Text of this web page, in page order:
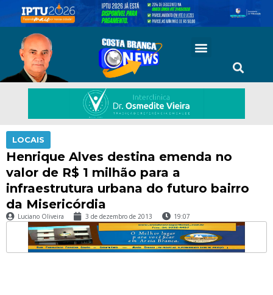
LOCAIS
Henrique Alves destina emenda no
valor de R$ 1 milhão para a
infraestrutura urbana do futuro bairro
da Misericórdia
Luciano Oliveira 3 de dezembro de 2013 19:07